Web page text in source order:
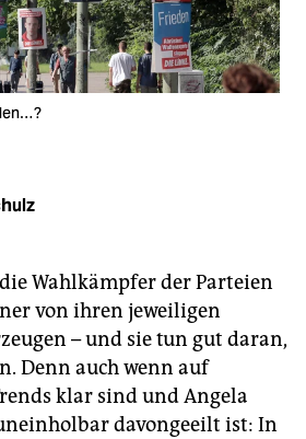
Wahlkämpfer der Parteien
von ihren jeweiligen
– und sie tun gut daran,
Denn auch wenn auf
klar sind und Angela
davongeeilt ist: In